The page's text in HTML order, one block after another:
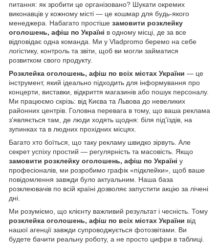
питання: як зробити це організовано? Шукати окремих
виконавців у кожному місті — це кошмар для будь-якого
менеджера. Набагато простіше замовити розклейку
оголошень, афіш по Україні в одному місці, де за все
відповідає одна команда. Ми у Vladpromo беремо на себе
логістику, контроль та звіти, щоб ви могли займатися
розвитком свого продукту.
Розклейка оголошень, афіш по всіх містах України — це
інструмент, який ідеально підходить для інформування про
концерти, виставки, відкриття магазинів або пошук персоналу.
Ми працюємо скрізь: від Києва та Львова до невеликих
районних центрів. Головна перевага в тому, що ваша реклама
з’являється там, де люди ходять щодня: біля під’їздів, на
зупинках та в людних прохідних місцях.
Багато хто боїться, що таку рекламу швидко зірвуть. Але
секрет успіху простий — регулярність та масовість. Якщо
замовити розклейку оголошень, афіш по Україні у
професіоналів, ми розробимо графік «підклейки», щоб ваше
повідомлення завжди було актуальним. Наша база
розклеювачів по всій країні дозволяє запустити акцію за лічені
дні.
Ми розуміємо, що клієнту важливий результат і чесність. Тому
розклейка оголошень, афіш по всіх містах України від
нашої агенції завжди супроводжується фотозвітами. Ви
будете бачити реальну роботу, а не просто цифри в таблиці.